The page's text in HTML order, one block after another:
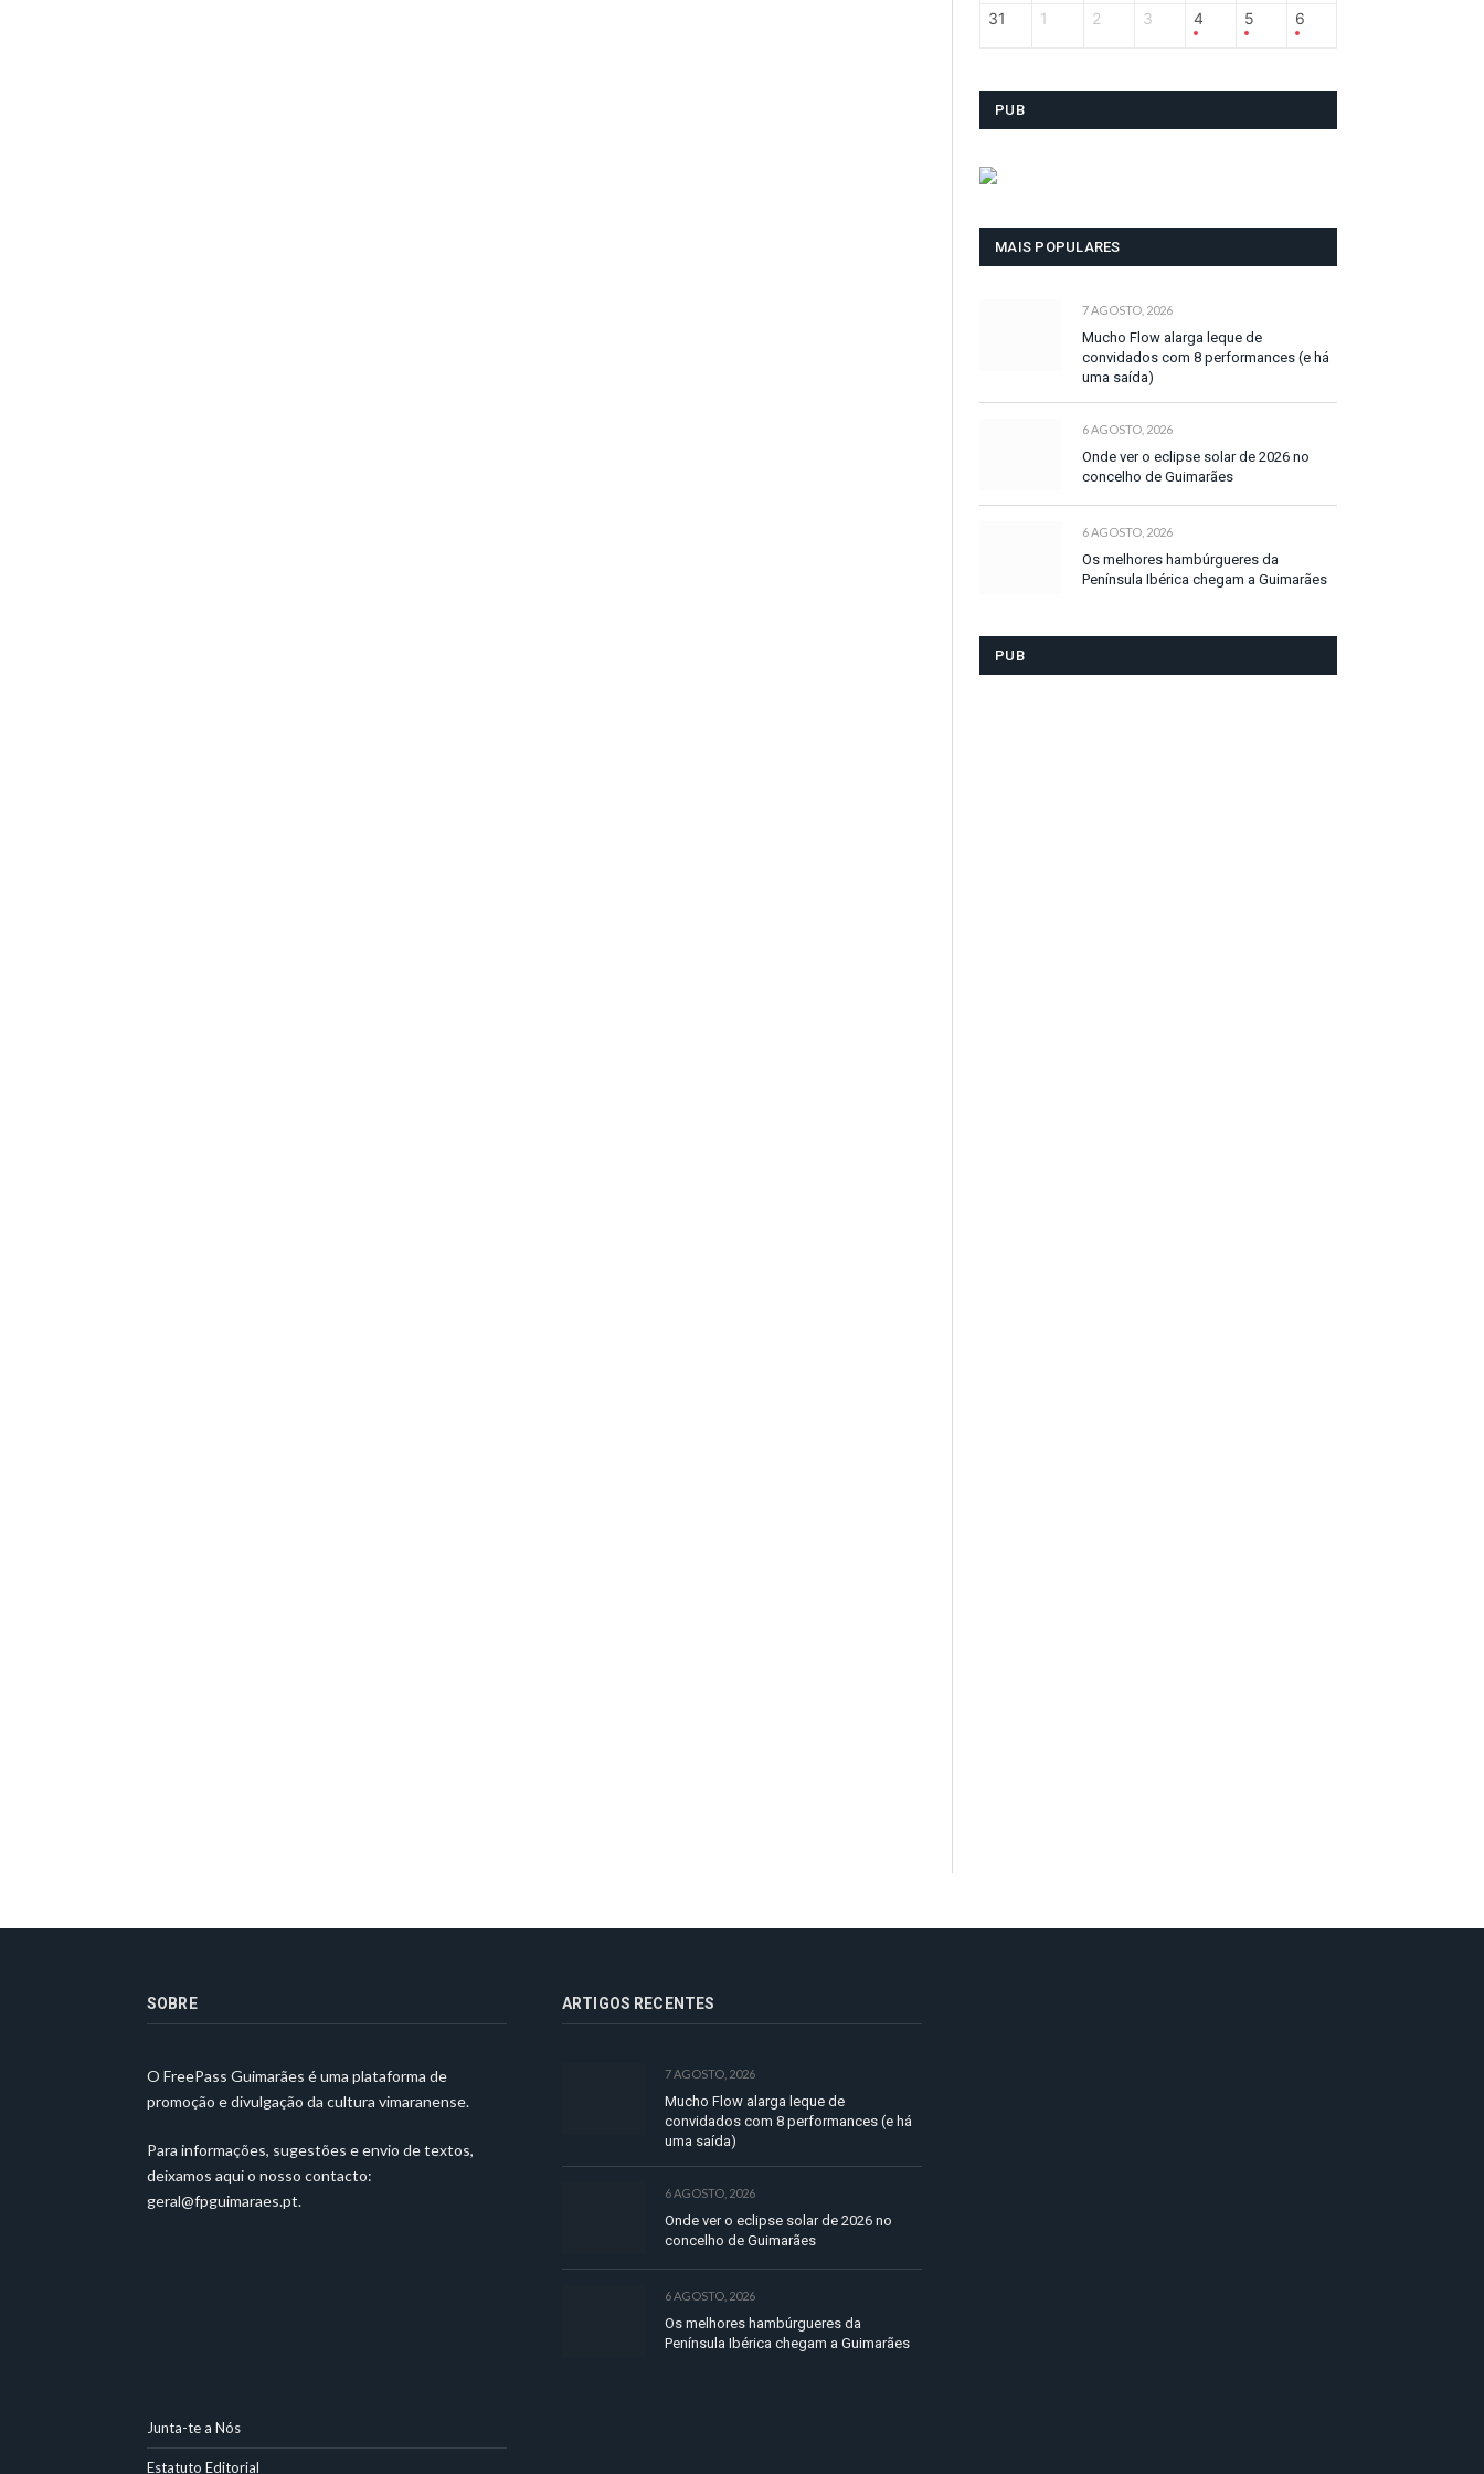
31 1 2 3 4 5 6
PUB
MAIS POPULARES
7 AGOSTO, 2026
Mucho Flow alarga leque de
convidados com 8 performances (e há
uma saída)
6 AGOSTO, 2026
Onde ver o eclipse solar de 2026 no
concelho de Guimarães
6 AGOSTO, 2026
Os melhores hambúrgueres da
Península Ibérica chegam a Guimarães
PUB
SOBRE
O FreePass Guimarães é uma plataforma de
promoção e divulgação da cultura vimaranense.
Para informações, sugestões e envio de textos,
deixamos aqui o nosso contacto:
geral@fpguimaraes.pt.
ARTIGOS RECENTES
7 AGOSTO, 2026
Mucho Flow alarga leque de
convidados com 8 performances (e há
uma saída)
6 AGOSTO, 2026
Onde ver o eclipse solar de 2026 no
concelho de Guimarães
6 AGOSTO, 2026
Os melhores hambúrgueres da
Península Ibérica chegam a Guimarães
Junta-te a Nós
Estatuto Editorial